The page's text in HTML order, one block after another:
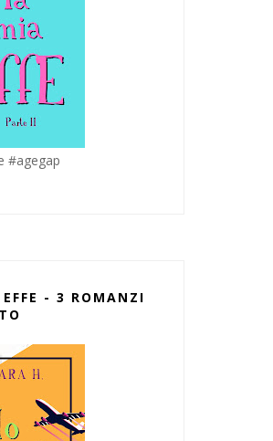
#agegap
- 3 ROMANZI